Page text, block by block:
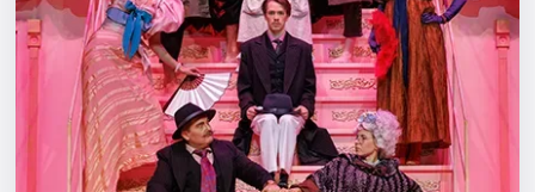
Площадки
Артисты
Рейтинги